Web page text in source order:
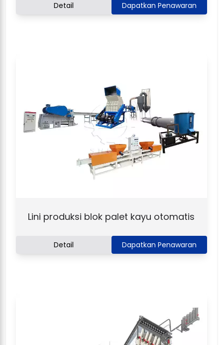
Detail Dapatkan Penawaran
Lini produksi blok palet kayu otomatis
Detail Dapatkan Penawaran